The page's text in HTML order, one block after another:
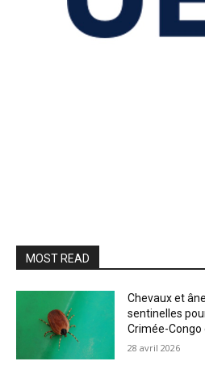
MOST READ
Chevaux et
sentinelles
Crimée-Congo
28 avril 2026